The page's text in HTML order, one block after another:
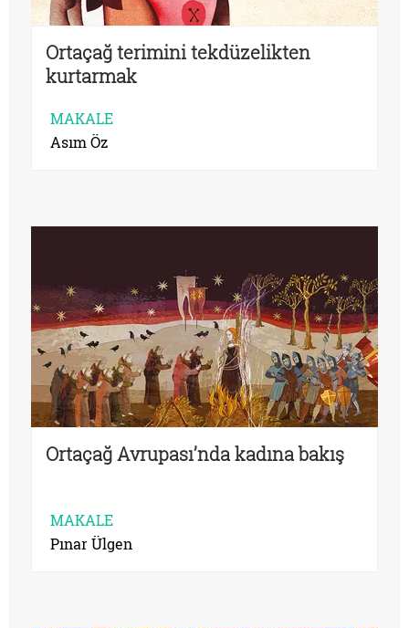
Ortaçağ terimini tekdüzelikten
kurtarmak
MAKALE
Asım Öz
Ortaçağ Avrupası’nda kadına bakış
MAKALE
Pınar Ülgen